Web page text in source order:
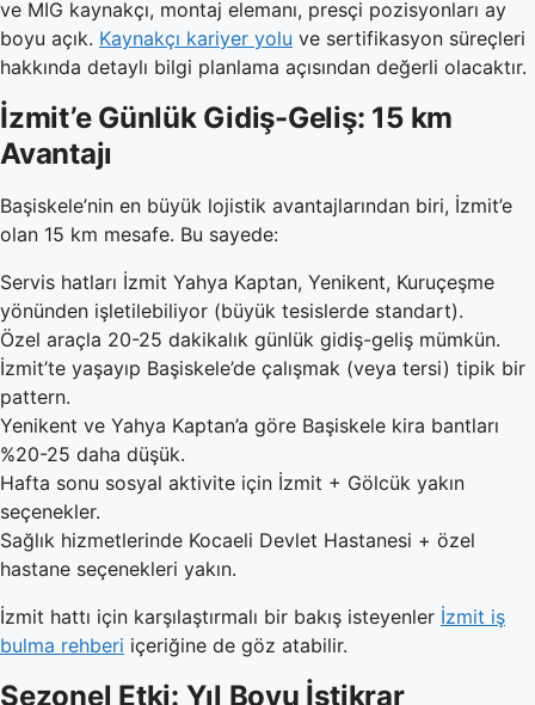
ve MIG kaynakçı, montaj elemanı, presçi pozisyonları ay
boyu açık. Kaynakçı kariyer yolu ve sertifikasyon süreçleri
hakkında detaylı bilgi planlama açısından değerli olacaktır.
İzmit’e Günlük Gidiş-Geliş: 15 km
Avantajı
Başiskele’nin en büyük lojistik avantajlarından biri, İzmit’e
olan 15 km mesafe. Bu sayede:
Servis hatları İzmit Yahya Kaptan, Yenikent, Kuruçeşme
yönünden işletilebiliyor (büyük tesislerde standart).
Özel araçla 20-25 dakikalık günlük gidiş-geliş mümkün.
İzmit’te yaşayıp Başiskele’de çalışmak (veya tersi) tipik bir
pattern.
Yenikent ve Yahya Kaptan’a göre Başiskele kira bantları
%20-25 daha düşük.
Hafta sonu sosyal aktivite için İzmit + Gölcük yakın
seçenekler.
Sağlık hizmetlerinde Kocaeli Devlet Hastanesi + özel
hastane seçenekleri yakın.
İzmit hattı için karşılaştırmalı bir bakış isteyenler İzmit iş
bulma rehberi içeriğine de göz atabilir.
Sezonel Etki: Yıl Boyu İstikrar